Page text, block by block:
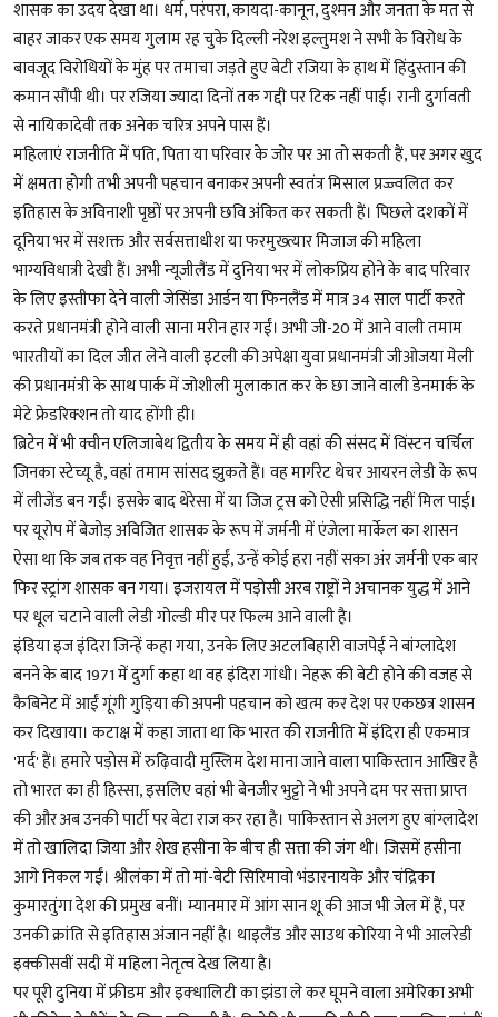
शासक का उदय देखा था। धर्म, परंपरा, कायदा-कानून, दुश्मन और जनता के मत से
बाहर जाकर एक समय गुलाम रह चुके दिल्ली नरेश इल्तुमश ने सभी के विरोध के
बावजूद विरोधियों के मुंह पर तमाचा जड़ते हुए बेटी रजिया के हाथ में हिंदुस्तान की
कमान सौंपी थी। पर रजिया ज्यादा दिनों तक गद्दी पर टिक नहीं पाई। रानी दुर्गावती
से नायिकादेवी तक अनेक चरित्र अपने पास हैं।
महिलाएं राजनीति में पति, पिता या परिवार के जोर पर आ तो सकती हैं, पर अगर खुद
में क्षमता होगी तभी अपनी पहचान बनाकर अपनी स्वतंत्र मिसाल प्रज्ज्वलित कर
इतिहास के अविनाशी पृष्ठों पर अपनी छवि अंकित कर सकती हैं। पिछले दशकों में
दूनिया भर में सशक्त और सर्वसत्ताधीश या फरमुख्त्यार मिजाज की महिला
भाग्यविधात्री देखी हैं। अभी न्यूजीलैंड में दुनिया भर में लोकप्रिय होने के बाद परिवार
के लिए इस्तीफा देने वाली जेसिंडा आर्डन या फिनलैंड में मात्र 34 साल पार्टी करते
करते प्रधानमंत्री होने वाली साना मरीन हार गईं। अभी जी-20 में आने वाली तमाम
भारतीयों का दिल जीत लेने वाली इटली की अपेक्षा युवा प्रधानमंत्री जीओजया मेली
की प्रधानमंत्री के साथ पार्क में जोशीली मुलाकात कर के छा जाने वाली डेनमार्क के
मेटे फ्रेडरिक्शन तो याद होंगी ही।
ब्रिटेन में भी क्वीन एलिजाबेथ द्वितीय के समय में ही वहां की संसद में विंस्टन चर्चिल
जिनका स्टेच्यू है, वहां तमाम सांसद झुकते हैं। वह मार्गरेट थेचर आयरन लेडी के रूप
में लीजेंड बन गईं। इसके बाद थेरेसा में या जिज ट्रस को ऐसी प्रसिद्धि नहीं मिल पाई।
पर यूरोप में बेजोड़ अविजित शासक के रूप में जर्मनी में एंजेला मार्केल का शासन
ऐसा था कि जब तक वह निवृत्त नहीं हुईं, उन्हें कोई हरा नहीं सका अंर जर्मनी एक बार
फिर स्ट्रांग शासक बन गया। इजरायल में पड़ोसी अरब राष्ट्रों ने अचानक युद्ध में आने
पर धूल चटाने वाली लेडी गोल्डी मीर पर फिल्म आने वाली है।
इंडिया इज इंदिरा जिन्हें कहा गया, उनके लिए अटलबिहारी वाजपेई ने बांग्लादेश
बनने के बाद 1971 में दुर्गा कहा था वह इंदिरा गांधी। नेहरू की बेटी होने की वजह से
कैबिनेट में आईं गूंगी गुड़िया की अपनी पहचान को खत्म कर देश पर एकछत्र शासन
कर दिखाया। कटाक्ष में कहा जाता था कि भारत की राजनीति में इंदिरा ही एकमात्र
'मर्द' हैं। हमारे पड़ोस में रुढ़िवादी मुस्लिम देश माना जाने वाला पाकिस्तान आखिर है
तो भारत का ही हिस्सा, इसलिए वहां भी बेनजीर भुट्टो ने भी अपने दम पर सत्ता प्राप्त
की और अब उनकी पार्टी पर बेटा राज कर रहा है। पाकिस्तान से अलग हुए बांग्लादेश
में तो खालिदा जिया और शेख हसीना के बीच ही सत्ता की जंग थी। जिसमें हसीना
आगे निकल गईं। श्रीलंका में तो मां-बेटी सिरिमावो भंडारनायके और चंद्रिका
कुमारतुंगा देश की प्रमुख बनीं। म्यानमार में आंग सान शू की आज भी जेल में हैं, पर
उनकी क्रांति से इतिहास अंजान नहीं है। थाइलैंड और साउथ कोरिया ने भी आलरेडी
इक्कीसवीं सदी में महिला नेतृत्व देख लिया है।
पर पूरी दुनिया में फ्रीडम और इक्धालिटी का झंडा ले कर घूमने वाला अमेरिका अभी